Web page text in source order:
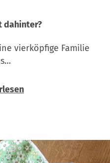
dahinter?
vierköpfige Familie